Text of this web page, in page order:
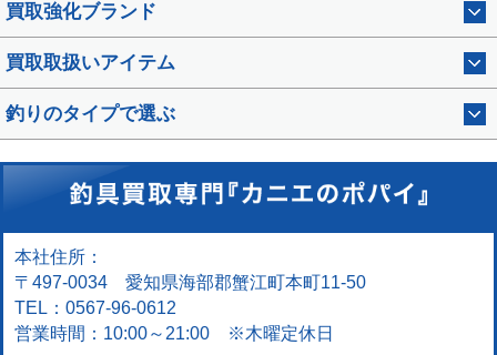
買取強化ブランド
買取取扱いアイテム
釣りのタイプで選ぶ
本社住所：
〒497-0034 愛知県海部郡蟹江町本町11-50
TEL：0567-96-0612
営業時間：10:00～21:00 ※木曜定休日